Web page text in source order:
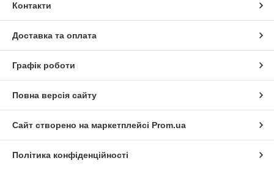
Контакти
Доставка та оплата
Графік роботи
Повна версія сайту
Сайт створено на маркетплейсі Prom.ua
Політика конфіденційності